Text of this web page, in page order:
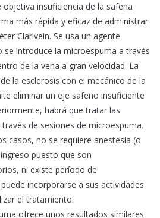
insuficiencia de la safena
más rápida y eficaz de administrar
Clarivein. Se usa un agente
se introduce la microespuma a través
de la vena a gran velocidad. La
la esclerosis con el mecánico de la
eliminar un eje safeno insuficiente
habrá que tratar las
de sesiones de microespuma.
casos, no se requiere anestesia (o
puesto que son
ni existe período de
incorporarse a sus actividades
el tratamiento.
ofrece unos resultados similares